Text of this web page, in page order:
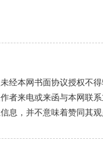
本网书面协议授权不得
来电或来函与本网联系
，并不意味着赞同其观